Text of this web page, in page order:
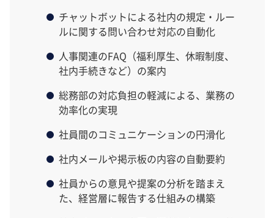
チャットボットによる社内の規定・ルー
ルに関する問い合わせ対応の自動化
人事関連のFAQ（福利厚生、休暇制度、
社内手続きなど）の案内
総務部の対応負担の軽減による、業務の
効率化の実現
社員間のコミュニケーションの円滑化
社内メールや掲示板の内容の自動要約
社員からの意見や提案の分析を踏まえ
た、経営層に報告する仕組みの構築